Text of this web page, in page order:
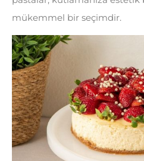
mükemmel bir seçimdir.